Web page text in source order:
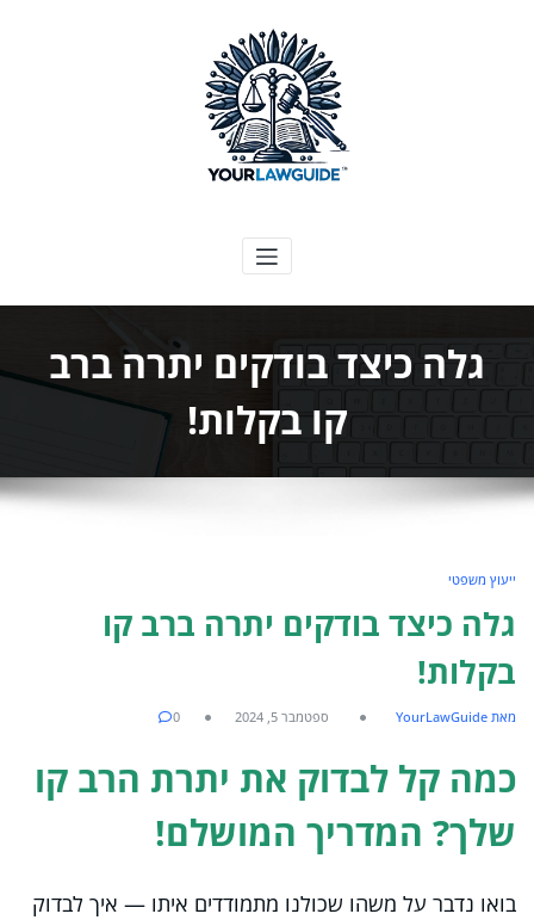
המדריך המשפטי שלך
גלה כיצד בודקים יתרה ברב
קו בקלות!
ייעוץ משפטי
גלה כיצד בודקים יתרה ברב קו
בקלות!
מאת YourLawGuide ספטמבר 5, 2024 0
כמה קל לבדוק את יתרת הרב קו
שלך? המדריך המושלם!
בואו נדבר על משהו שכולנו מתמודדים איתו — איך לבדוק